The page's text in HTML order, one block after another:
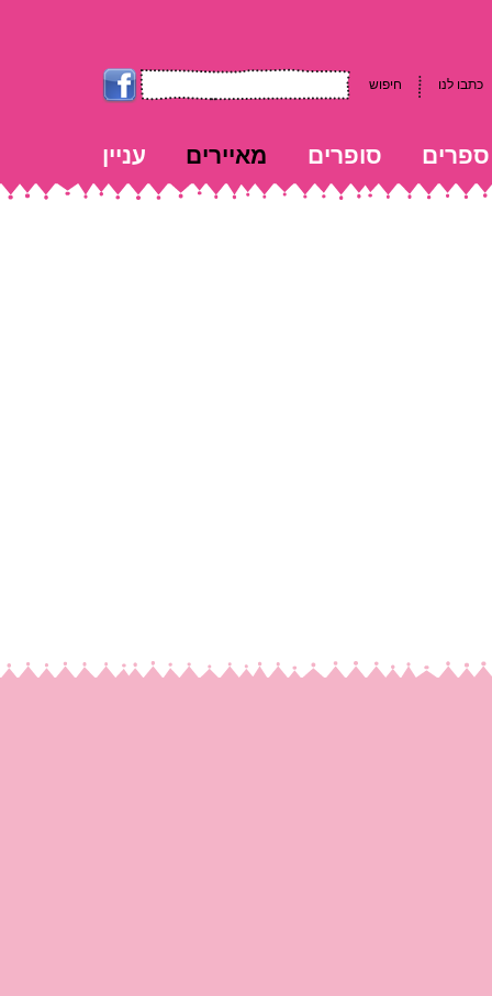
חיפוש כתבו לנו
ספרים סופרים מאיירים עניין